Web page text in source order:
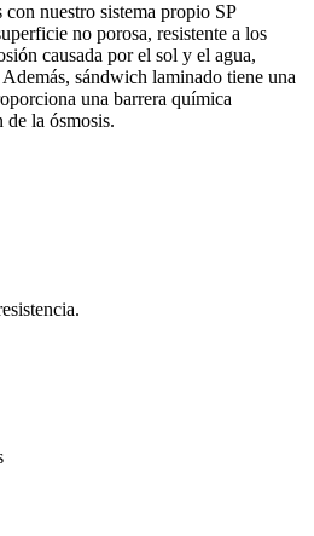
nuestro sistema propio SP
no porosa, resistente a los
causada por el sol y el agua,
sándwich laminado tiene una
una barrera química
de la ósmosis.